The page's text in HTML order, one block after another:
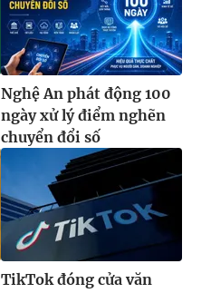
Nghệ An phát động 100
ngày xử lý điểm nghẽn
chuyển đổi số
TikTok đóng cửa văn